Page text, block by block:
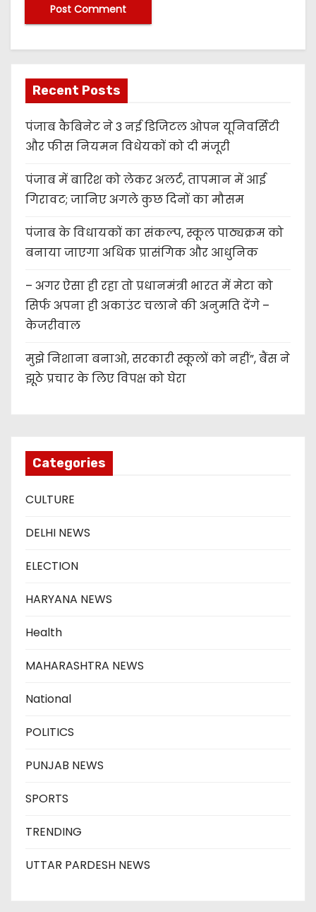
Recent Posts
पंजाब कैबिनेट ने 3 नई डिजिटल ओपन यूनिवर्सिटी
और फीस नियमन विधेयकों को दी मंजूरी
पंजाब में बारिश को लेकर अलर्ट, तापमान में आई
गिरावट; जानिए अगले कुछ दिनों का मौसम
पंजाब के विधायकों का संकल्प, स्कूल पाठ्यक्रम को
बनाया जाएगा अधिक प्रासंगिक और आधुनिक
– अगर ऐसा ही रहा तो प्रधानमंत्री भारत में मेटा को
सिर्फ अपना ही अकाउंट चलाने की अनुमति देंगे –
केजरीवाल
मुझे निशाना बनाओ, सरकारी स्कूलों को नहीं”, बैंस ने
झूठे प्रचार के लिए विपक्ष को घेरा
Categories
CULTURE
DELHI NEWS
ELECTION
HARYANA NEWS
Health
MAHARASHTRA NEWS
National
POLITICS
PUNJAB NEWS
SPORTS
TRENDING
UTTAR PARDESH NEWS